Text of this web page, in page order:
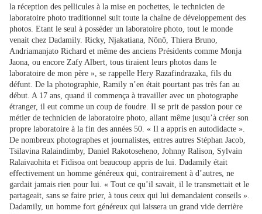
la réception des pellicules à la mise en pochettes, le technicien de
laboratoire photo traditionnel suit toute la chaîne de développement des
photos. Etant le seul à posséder un laboratoire photo, tout le monde
venait chez Dadamily. Ricky, Njakatiana, Nônô, Thiera Bruno,
Andriamanjato Richard et même des anciens Présidents comme Monja
Jaona, ou encore Zafy Albert, tous tiraient leurs photos dans le
laboratoire de mon père », se rappelle Hery Razafindrazaka, fils du
défunt. De la photographie, Ramily n’en était pourtant pas très fan au
début. A 17 ans, quand il commença à travailler avec un photographe
étranger, il eut comme un coup de foudre. Il se prit de passion pour ce
métier de technicien de laboratoire photo, allant même jusqu’à créer son
propre laboratoire à la fin des années 50. « Il a appris en autodidacte ».
De nombreux photographes et journalistes, entres autres Stéphan Jacob,
Tsilavina Ralaindimby, Daniel Rakotoseheno, Johnny Ralison, Sylvain
Ralaivaohita et Fidisoa ont beaucoup appris de lui. Dadamily était
effectivement un homme généreux qui, contrairement à d’autres, ne
gardait jamais rien pour lui. « Tout ce qu’il savait, il le transmettait et le
partageait, sans se faire prier, à tous ceux qui lui demandaient conseils ».
Dadamily, un homme fort généreux qui laissera un grand vide derrière